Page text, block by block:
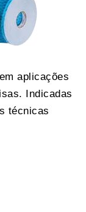
aplicações
Indicadas
técnicas